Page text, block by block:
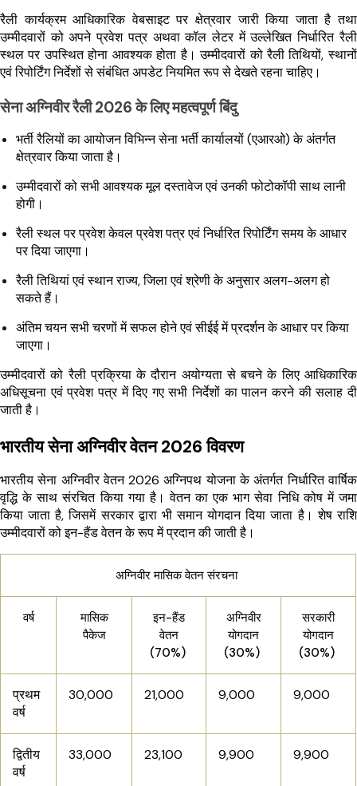
रैली कार्यक्रम आधिकारिक वेबसाइट पर क्षेत्रवार जारी किया जाता है तथा
उम्मीदवारों को अपने प्रवेश पत्र अथवा कॉल लेटर में उल्लेखित निर्धारित रैली
स्थल पर उपस्थित होना आवश्यक होता है। उम्मीदवारों को रैली तिथियों, स्थानों
एवं रिपोर्टिंग निर्देशों से संबंधित अपडेट नियमित रूप से देखते रहना चाहिए।
सेना अग्निवीर रैली 2026 के लिए महत्वपूर्ण बिंदु
भर्ती रैलियों का आयोजन विभिन्न सेना भर्ती कार्यालयों (एआरओ) के अंतर्गत
क्षेत्रवार किया जाता है।
उम्मीदवारों को सभी आवश्यक मूल दस्तावेज एवं उनकी फोटोकॉपी साथ लानी
होगी।
रैली स्थल पर प्रवेश केवल प्रवेश पत्र एवं निर्धारित रिपोर्टिंग समय के आधार
पर दिया जाएगा।
रैली तिथियां एवं स्थान राज्य, जिला एवं श्रेणी के अनुसार अलग-अलग हो
सकते हैं।
अंतिम चयन सभी चरणों में सफल होने एवं सीईई में प्रदर्शन के आधार पर किया
जाएगा।
उम्मीदवारों को रैली प्रक्रिया के दौरान अयोग्यता से बचने के लिए आधिकारिक
अधिसूचना एवं प्रवेश पत्र में दिए गए सभी निर्देशों का पालन करने की सलाह दी
जाती है।
भारतीय सेना अग्निवीर वेतन 2026 विवरण
भारतीय सेना अग्निवीर वेतन 2026 अग्निपथ योजना के अंतर्गत निर्धारित वार्षिक
वृद्धि के साथ संरचित किया गया है। वेतन का एक भाग सेवा निधि कोष में जमा
किया जाता है, जिसमें सरकार द्वारा भी समान योगदान दिया जाता है। शेष राशि
उम्मीदवारों को इन-हैंड वेतन के रूप में प्रदान की जाती है।
अग्निवीर मासिक वेतन संरचना
वर्ष
मासिक
पैकेज
इन-हैंड
वेतन
(70%)
अग्निवीर
योगदान
(30%)
सरकारी
योगदान
(30%)
प्रथम
वर्ष
₹30,000 ₹21,000 ₹9,000 ₹9,000
द्वितीय
वर्ष
₹33,000 ₹23,100 ₹9,900 ₹9,900